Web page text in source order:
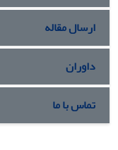
ارسال مقاله
داوران
تماس با ما